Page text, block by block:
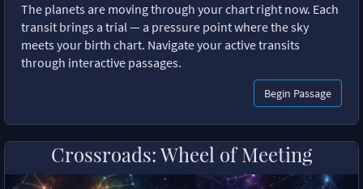
The planets are moving through your chart right now. Each
transit brings a trial — a pressure point where the sky
meets your birth chart. Navigate your active transits
through interactive passages.
Begin Passage
Crossroads: Wheel of Meeting